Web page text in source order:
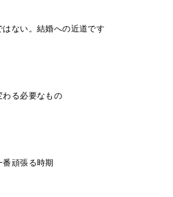
はない。結婚への近道です
わる必要なもの
番頑張る時期